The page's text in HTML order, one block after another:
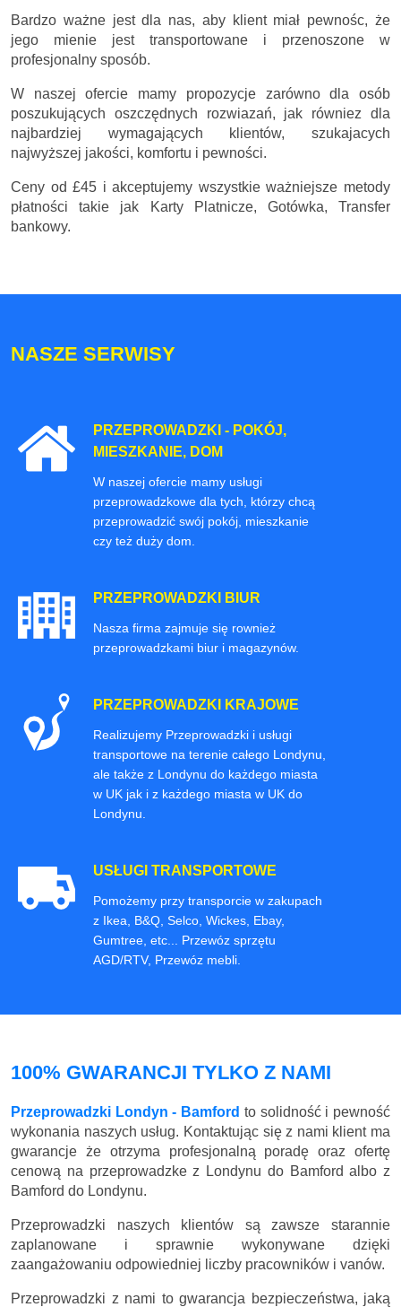
Bardzo ważne jest dla nas, aby klient miał pewnośc, że
jego mienie jest transportowane i przenoszone w
profesjonalny sposób.
W naszej ofercie mamy propozycje zarówno dla osób
poszukujących oszczędnych rozwiazań, jak równiez dla
najbardziej wymagających klientów, szukajacych
najwyższej jakości, komfortu i pewności.
Ceny od £45 i akceptujemy wszystkie ważniejsze metody
płatności takie jak Karty Platnicze, Gotówka, Transfer
bankowy.
NASZE SERWISY
PRZEPROWADZKI - POKÓJ,
MIESZKANIE, DOM
W naszej ofercie mamy usługi
przeprowadzkowe dla tych, którzy chcą
przeprowadzić swój pokój, mieszkanie
czy też duży dom.
PRZEPROWADZKI BIUR
Nasza firma zajmuje się rownież
przeprowadzkami biur i magazynów.
PRZEPROWADZKI KRAJOWE
Realizujemy Przeprowadzki i usługi
transportowe na terenie całego Londynu,
ale także z Londynu do każdego miasta
w UK jak i z każdego miasta w UK do
Londynu.
USŁUGI TRANSPORTOWE
Pomożemy przy transporcie w zakupach
z Ikea, B&Q, Selco, Wickes, Ebay,
Gumtree, etc... Przewóz sprzętu
AGD/RTV, Przewóz mebli.
100% GWARANCJI TYLKO Z NAMI
Przeprowadzki Londyn - Bamford to solidność i pewność
wykonania naszych usług. Kontaktując się z nami klient ma
gwarancje że otrzyma profesjonalną poradę oraz ofertę
cenową na przeprowadzke z Londynu do Bamford albo z
Bamford do Londynu.
Przeprowadzki naszych klientów są zawsze starannie
zaplanowane i sprawnie wykonywane dzięki
zaangażowaniu odpowiedniej liczby pracowników i vanów.
Przeprowadzki z nami to gwarancja bezpieczeństwa, jaką